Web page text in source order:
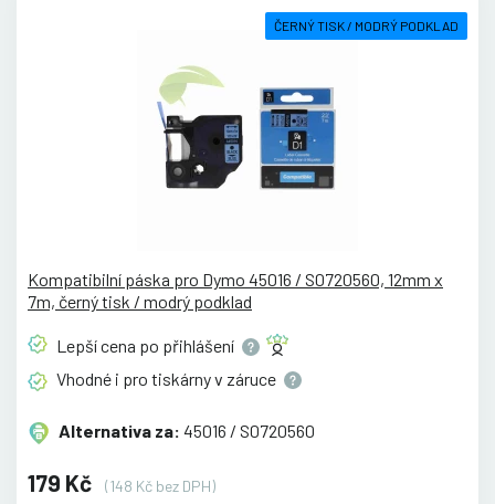
ČERNÝ TISK / MODRÝ PODKLAD
Kompatibilní páska pro Dymo 45016 / S0720560, 12mm x
7m, černý tisk / modrý podklad
Lepší cena po přihlášení
Vhodné i pro tiskárny v záruce
Alternativa za: 45016 / S0720560
179 Kč
(148 Kč bez DPH)